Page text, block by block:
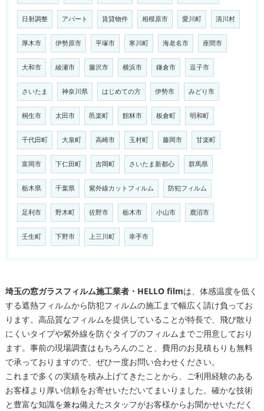
日射調整 アパート 賃貸物件 相模原市 愛川町 清川村
厚木市 伊勢原市 平塚市 寒川町 海老名市 座間市
大和市 綾瀬市 藤沢市 横浜市 鎌倉市 逗子市
さいたま 神奈川県 はじめての方 伊勢市 みどり市
桐生市 太田市 邑楽町 館林市 板倉町 明和町
千代田町 大泉町 高崎市 玉村町 藤岡市 甘楽町
富岡市 下仁田町 吉岡町 さいたま新都心 群馬県
栃木県 千葉県 紫外線カットフィルム 防犯フィルム
足利市 野木町 佐野市 栃木市 小山市 鹿沼市
壬生町 下野市 上三川町 幸手市
埼玉の窓ガラスフィルム施工業者・HELLO filmは、体感温度を低く
する遮熱フィルムから防犯フィルムの施工まで幅広く請け負ってお
ります。高品質なフィルムを提供していることが特長で、飛び散り
にくいタイプや紫外線を防ぐタイプのフィルムまでご用意しており
ます。事前の現場調査はもちろんのこと、費用のお見積もりも無料
で承っておりますので、ぜひ一度お問い合わせください。
これまで多くの実績を積み上げてきたことから、ご利用経験のある
お客様より厚い信頼をお寄せいただいてまいりました。確かな技術
と豊富な知識を兼ね備えたスタッフがお客様からお聞かせいただく